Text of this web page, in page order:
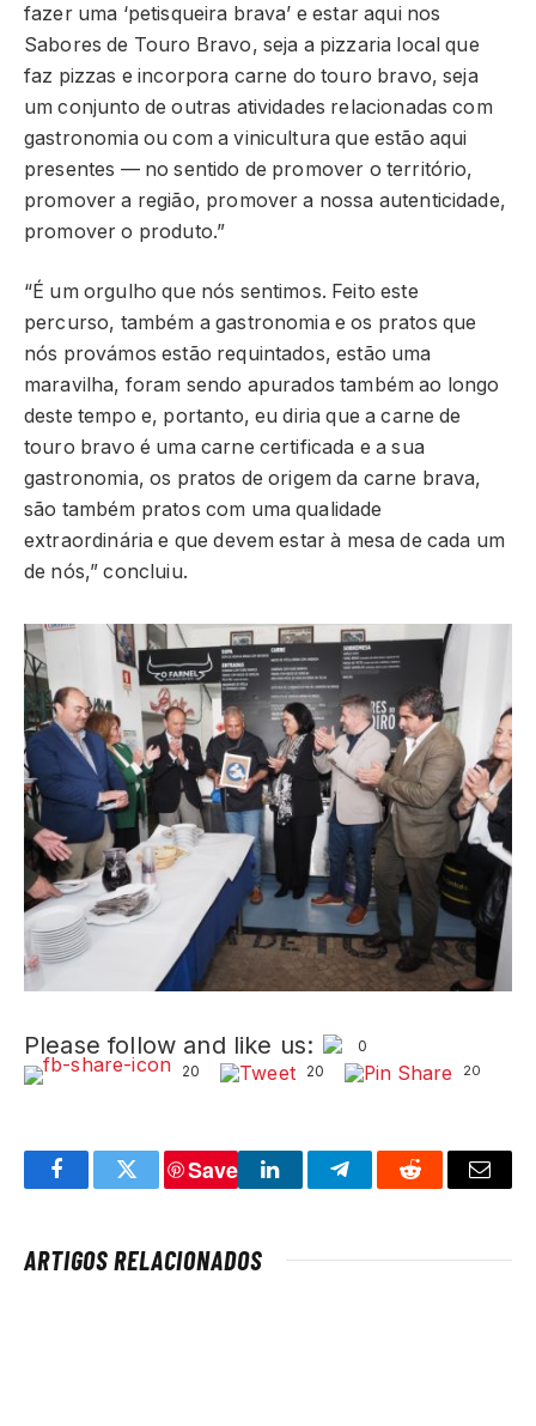
fazer uma ‘petisqueira brava’ e estar aqui nos
Sabores de Touro Bravo, seja a pizzaria local que
faz pizzas e incorpora carne do touro bravo, seja
um conjunto de outras atividades relacionadas com
gastronomia ou com a vinicultura que estão aqui
presentes — no sentido de promover o território,
promover a região, promover a nossa autenticidade,
promover o produto.”
“É um orgulho que nós sentimos. Feito este
percurso, também a gastronomia e os pratos que
nós provámos estão requintados, estão uma
maravilha, foram sendo apurados também ao longo
deste tempo e, portanto, eu diria que a carne de
touro bravo é uma carne certificada e a sua
gastronomia, os pratos de origem da carne brava,
são também pratos com uma qualidade
extraordinária e que devem estar à mesa de cada um
de nós,” concluiu.
Please follow and like us:
0
20
20 20
FacebookTwitter
Save
LinkedInTelegramReddit Email
ARTIGOS RELACIONADOS